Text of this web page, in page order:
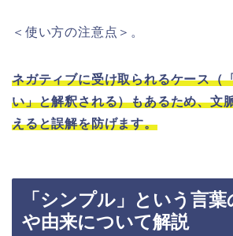
＜使い方の注意点＞。
ネガティブに受け取られるケース（
い」と解釈される）もあるため、文
えると誤解を防げます。
「シンプル」という言
や由来について解説